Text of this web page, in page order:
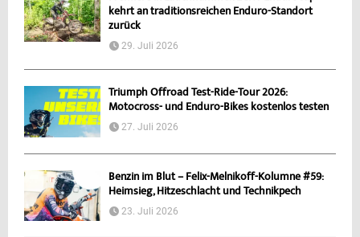
kehrt an traditionsreichen Enduro-Standort
zurück
29. Juli 2026
Triumph Offroad Test-Ride-Tour 2026:
Motocross- und Enduro-Bikes kostenlos testen
27. Juli 2026
Benzin im Blut – Felix-Melnikoff-Kolumne #59:
Heimsieg, Hitzeschlacht und Technikpech
23. Juli 2026